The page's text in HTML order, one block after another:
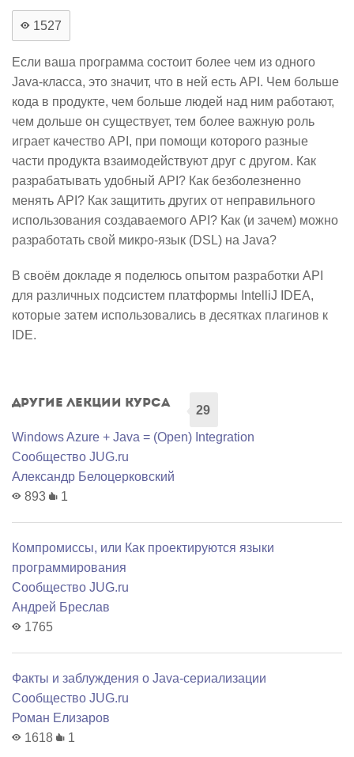
1527
Если ваша программа состоит более чем из одного
Java-класса, это значит, что в ней есть API. Чем больше
кода в продукте, чем больше людей над ним работают,
чем дольше он существует, тем более важную роль
играет качество API, при помощи которого разные
части продукта взаимодействуют друг с другом. Как
разрабатывать удобный API? Как безболезненно
менять API? Как защитить других от неправильного
использования создаваемого API? Как (и зачем) можно
разработать свой микро-язык (DSL) на Java?
В своём докладе я поделюсь опытом разработки API
для различных подсистем платформы IntelliJ IDEA,
которые затем использовались в десятках плагинов к
IDE.
Другие лекции курса
29
Windows Azure + Java = (Open) Integration
Сообщество JUG.ru
Александр Белоцерковский
893
1
Компромиссы, или Как проектируются языки
программирования
Сообщество JUG.ru
Андрей Бреслав
1765
Факты и заблуждения о Java-сериализации
Сообщество JUG.ru
Роман Елизаров
1618
1